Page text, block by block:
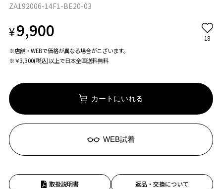
ZA192006-14F1-BE20-03
¥9,900 18
※店舗・WEBで価格が異なる場合がこざいます。
※￥3,300(税込)以上で日本全国送料無料
カートにいれる
WEB試着
取扱説明書 返品・交換について